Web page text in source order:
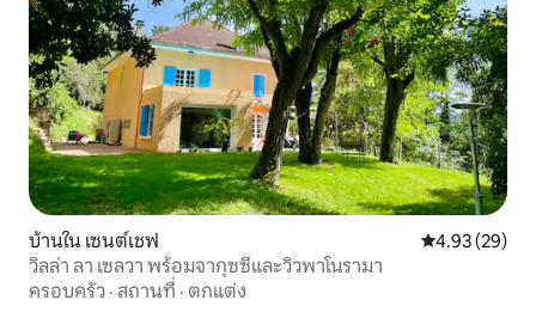
บ้านใน เซนต์เชฟ คะแนนเฉลี่ย
4.93 (29)
วิลล่า ลา เซลวา พร้อมจากุซซี่และวิวพาโนรามา
ครอบครัว · สถานที่ · ตกแต่ง